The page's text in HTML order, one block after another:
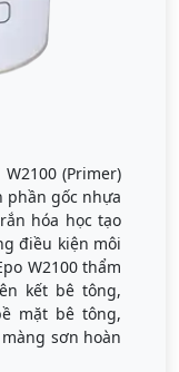
(Primer)
phần gốc nhựa
hóa học tạo
điều kiện môi
W2100 thẩm
kết bê tông,
mặt bê tông,
sơn hoàn